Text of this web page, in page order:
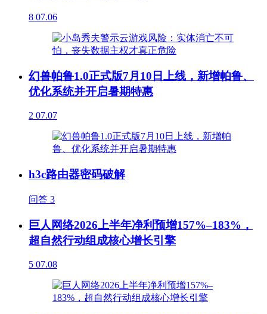
8 07.06
幻兽帕鲁1.0正式版7月10日上线，新增帕鲁、
优化系统并开启暑期特惠
2 07.07
h3c路由器密码破解
问答 3
巨人网络2026上半年净利预增157%–183%，
超自然行动组成核心增长引擎
5 07.08